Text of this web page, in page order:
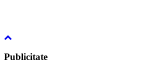
Publicitate